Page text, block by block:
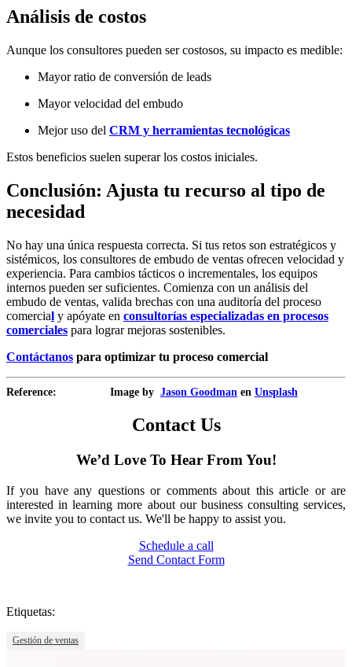
Análisis de costos
Aunque los consultores pueden ser costosos, su impacto es medible:
Mayor ratio de conversión de leads
Mayor velocidad del embudo
Mejor uso del CRM y herramientas tecnológicas
Estos beneficios suelen superar los costos iniciales.
Conclusión: Ajusta tu recurso al tipo de
necesidad
No hay una única respuesta correcta. Si tus retos son estratégicos y
sistémicos, los consultores de embudo de ventas ofrecen velocidad y
experiencia. Para cambios tácticos o incrementales, los equipos
internos pueden ser suficientes. Comienza con un análisis del
embudo de ventas, valida brechas con una auditoría del proceso
comercial y apóyate en consultorías especializadas en procesos
comerciales para lograr mejoras sostenibles.
Contáctanos para optimizar tu proceso comercial
Reference: Image by Jason Goodman en Unsplash
Contact Us
We’d Love To Hear From You!
If you have any questions or comments about this article or are
interested in learning more about our business consulting services,
we invite you to contact us. We'll be happy to assist you.
Schedule a call
Send Contact Form
Etiquetas:
Gestión de ventas